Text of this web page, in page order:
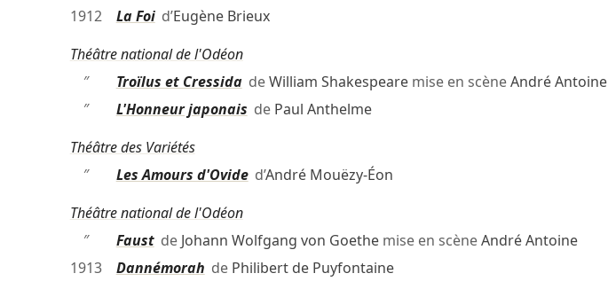
1912
La Foid’Eugène Brieux
Théâtre national de l'Odéon
″
Troïlus et CressidadeWilliam Shakespearemise en scèneAndré Antoine
″
L'Honneur japonais de Paul Anthelme
Théâtre des Variétés
″
Les Amours d'Ovided’André Mouëzy-Éon
Théâtre national de l'Odéon
″
Faustde Johann Wolfgang von Goethemise en scèneAndré Antoine
1913
Dannémorah de Philibert de Puyfontaine